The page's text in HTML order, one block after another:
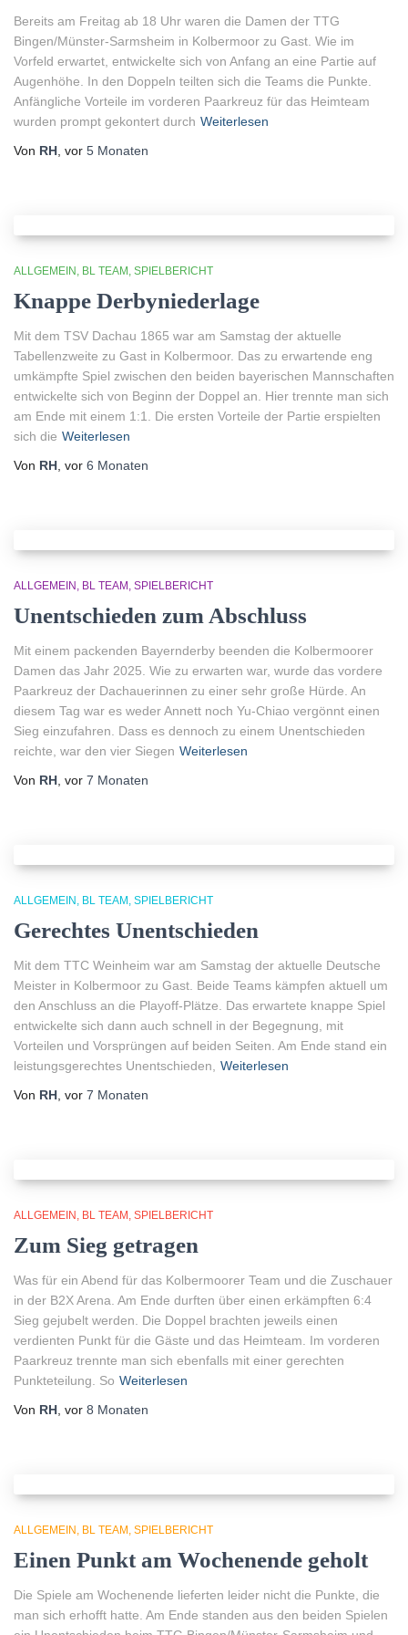
Bereits am Freitag ab 18 Uhr waren die Damen der TTG
Bingen/Münster-Sarmsheim in Kolbermoor zu Gast. Wie im
Vorfeld erwartet, entwickelte sich von Anfang an eine Partie auf
Augenhöhe. In den Doppeln teilten sich die Teams die Punkte.
Anfängliche Vorteile im vorderen Paarkreuz für das Heimteam
wurden prompt gekontert durch Weiterlesen
Von RH , vor 5 Monaten
ALLGEMEIN BL TEAM SPIELBERICHT
Knappe Derbyniederlage
Mit dem TSV Dachau 1865 war am Samstag der aktuelle
Tabellenzweite zu Gast in Kolbermoor. Das zu erwartende eng
umkämpfte Spiel zwischen den beiden bayerischen Mannschaften
entwickelte sich von Beginn der Doppel an. Hier trennte man sich
am Ende mit einem 1:1. Die ersten Vorteile der Partie erspielten
sich die Weiterlesen
Von RH , vor 6 Monaten
ALLGEMEIN BL TEAM SPIELBERICHT
Unentschieden zum Abschluss
Mit einem packenden Bayernderby beenden die Kolbermoorer
Damen das Jahr 2025. Wie zu erwarten war, wurde das vordere
Paarkreuz der Dachauerinnen zu einer sehr große Hürde. An
diesem Tag war es weder Annett noch Yu-Chiao vergönnt einen
Sieg einzufahren. Dass es dennoch zu einem Unentschieden
reichte, war den vier Siegen Weiterlesen
Von RH , vor 7 Monaten
ALLGEMEIN BL TEAM SPIELBERICHT
Gerechtes Unentschieden
Mit dem TTC Weinheim war am Samstag der aktuelle Deutsche
Meister in Kolbermoor zu Gast. Beide Teams kämpfen aktuell um
den Anschluss an die Playoff-Plätze. Das erwartete knappe Spiel
entwickelte sich dann auch schnell in der Begegnung, mit
Vorteilen und Vorsprüngen auf beiden Seiten. Am Ende stand ein
leistungsgerechtes Unentschieden,
Weiterlesen
Von RH , vor 7 Monaten
ALLGEMEIN BL TEAM SPIELBERICHT
Zum Sieg getragen
Was für ein Abend für das Kolbermoorer Team und die Zuschauer
in der B2X Arena. Am Ende durften über einen erkämpften 6:4
Sieg gejubelt werden. Die Doppel brachten jeweils einen
verdienten Punkt für die Gäste und das Heimteam. Im vorderen
Paarkreuz trennte man sich ebenfalls mit einer gerechten
Punkteteilung. So Weiterlesen
Von RH , vor 8 Monaten
ALLGEMEIN BL TEAM SPIELBERICHT
Einen Punkt am Wochenende geholt
Die Spiele am Wochenende lieferten leider nicht die Punkte, die
man sich erhofft hatte. Am Ende standen aus den beiden Spielen